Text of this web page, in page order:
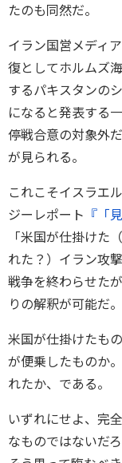
たのも同然だ。
イラン国営メディ
復としてホルムズ
するパキスタンの
になると発表する
停戦合意の対象外
が見られる。
これこそイスラエ
ジーレポート 『「
「米国が仕掛けた
れた？）イラン攻
戦争を終わらせた
りの解釈が可能だ。
米国が仕掛けたも
が便乗したものか
れたか、である。
いずれにせよ、完
なものではないだ